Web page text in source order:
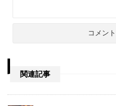
関連記事